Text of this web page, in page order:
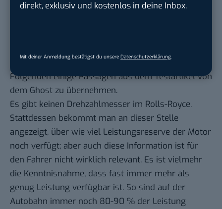
direkt, exklusiv und kostenlos in deine Inbox.
Mit deiner Anmeldung bestätigst du unsere Datenschutzerklärung.
bereits ausführlich zu diesem Thema geschrieben.
fernzuhalten, weswegen ich mir erlaube, im
Folgenden einige Passagen aus dem Testartikel von
dem Ghost zu übernehmen.
Es gibt keinen Drehzahlmesser im Rolls-Royce.
Stattdessen bekommt man an dieser Stelle
angezeigt, über wie viel Leistungsreserve der Motor
noch verfügt; aber auch diese Information ist für
den Fahrer nicht wirklich relevant. Es ist vielmehr
die Kenntnisnahme, dass fast immer mehr als
genug Leistung verfügbar ist. So sind auf der
Autobahn immer noch 80-90 % der Leistung